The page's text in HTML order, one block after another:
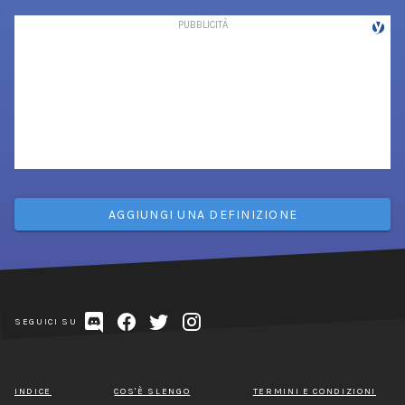
AGGIUNGI UNA DEFINIZIONE
SEGUICI SU
INDICE COS'È SLENGO TERMINI E CONDIZIONI